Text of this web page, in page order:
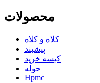
محصولات
کلاه و کلاه
پیشبند
کیسه خرید
حوله
Hpmc